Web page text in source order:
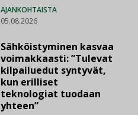
AJANKOHTAISTA
05.08.2026
Sähköistyminen kasvaa
voimakkaasti: ”Tulevat
kilpailuedut syntyvät,
kun erilliset
teknologiat tuodaan
yhteen”